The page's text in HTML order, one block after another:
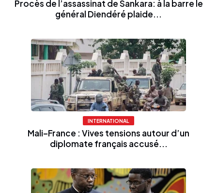
Procès de l’assassinat de Sankara: à la barre le
général Diendéré plaide...
INTERNATIONAL
Mali–France : Vives tensions autour d’un
diplomate français accusé...